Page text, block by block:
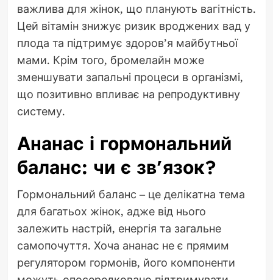
важлива для жінок, що планують вагітність.
Цей вітамін знижує ризик вроджених вад у
плода та підтримує здоров’я майбутньої
мами. Крім того, бромелайн може
зменшувати запальні процеси в організмі,
що позитивно впливає на репродуктивну
систему.
Ананас і гормональний
баланс: чи є зв’язок?
Гормональний баланс – це делікатна тема
для багатьох жінок, адже від нього
залежить настрій, енергія та загальне
самопочуття. Хоча ананас не є прямим
регулятором гормонів, його компоненти